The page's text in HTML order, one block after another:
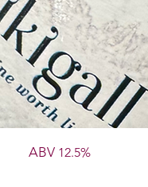
12.5%
ABV